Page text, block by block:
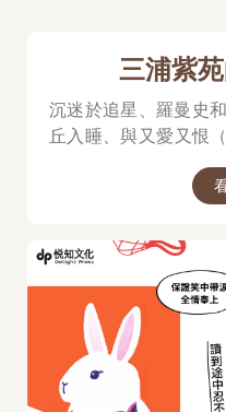
三浦紫
沉迷於追星、羅曼史
丘入睡、與又愛又恨
讓你笑著撐過下一個